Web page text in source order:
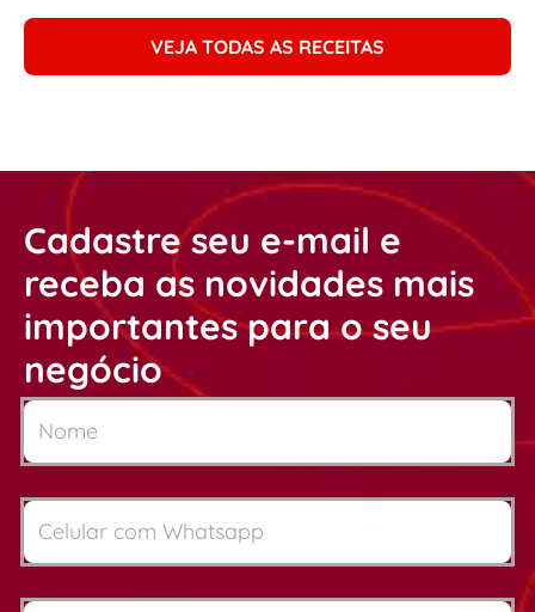
VEJA TODAS AS RECEITAS
Cadastre seu e-mail e
receba as novidades mais
importantes para o seu
negócio